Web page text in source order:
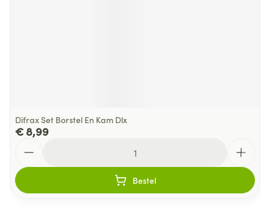
Difrax Set Borstel En Kam Dlx
€ 8,99
Bestel